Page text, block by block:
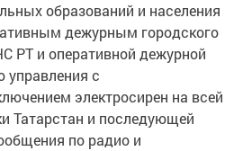
образований и населения
дежурным городского
РТ и оперативной дежурной
управления с
электросирен на всей
Татарстан и последующей
по радио и